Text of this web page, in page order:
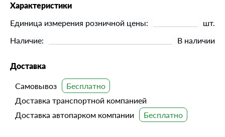
Характеристики
Единица измерения розничной цены:
шт.
Наличие:
В наличии
Доставка
Самовывоз
Доставка транспортной компанией
Доставка автопарком компании